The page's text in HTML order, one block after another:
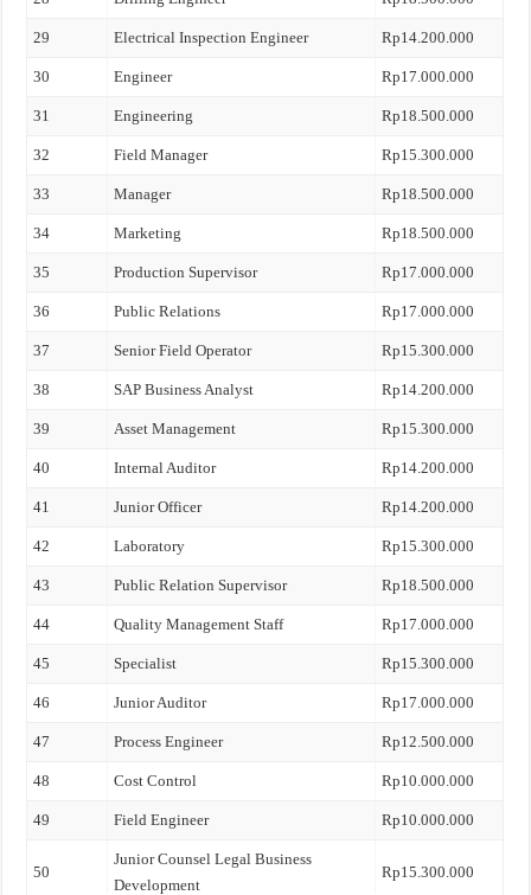
29 Electrical Inspection Engineer Rp14.200.000
30 Engineer Rp17.000.000
31 Engineering Rp18.500.000
32 Field Manager Rp15.300.000
33 Manager Rp18.500.000
34 Marketing Rp18.500.000
35 Production Supervisor Rp17.000.000
36 Public Relations Rp17.000.000
37 Senior Field Operator Rp15.300.000
38 SAP Business Analyst Rp14.200.000
39 Asset Management Rp15.300.000
40 Internal Auditor Rp14.200.000
41 Junior Officer Rp14.200.000
42 Laboratory Rp15.300.000
43 Public Relation Supervisor Rp18.500.000
44 Quality Management Staff Rp17.000.000
45 Specialist Rp15.300.000
46 Junior Auditor Rp17.000.000
47 Process Engineer Rp12.500.000
48 Cost Control Rp10.000.000
49 Field Engineer Rp10.000.000
50
Junior Counsel Legal Business
Development
Rp15.300.000